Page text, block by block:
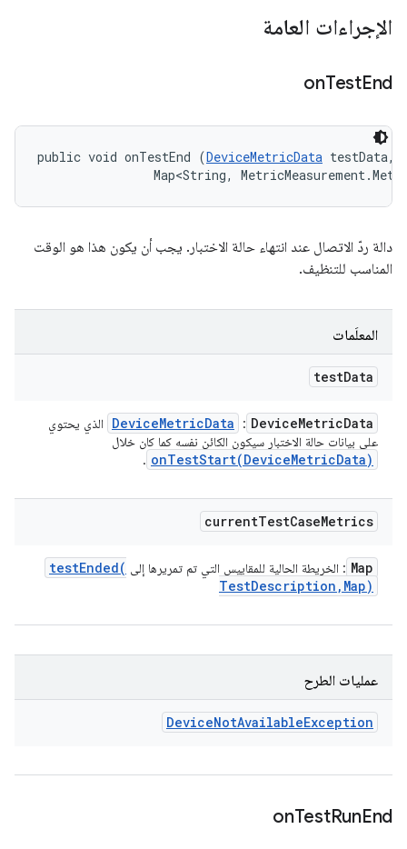
الإجراءات العامة
onTestEnd
public void onTestEnd (DeviceMetricData testData,
Map<String,
دالة ردّ الاتصال عند انتهاء حالة الاختبار. يجب أن يكون هذا هو الوقت
المناسب للتنظيف.
المعلَمات
testData
DeviceMetricData
:
DeviceMetricData
الذي يحتوي
على بيانات حالة الاختبار سيكون الكائن نفسه كما كان خلال
onTestStart(DeviceMetricData)
.
currentTestCaseMetrics
Map : الخريطة الحالية للمقاييس التي تم تمريرها إلى testEnded(
TestDescription , Map)
عمليات الطرح
DeviceNotAvailableException
onTestRunEnd